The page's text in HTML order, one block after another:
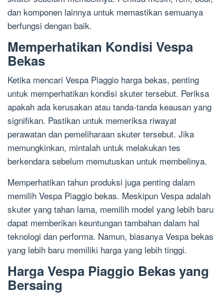
dan komponen lainnya untuk memastikan semuanya
berfungsi dengan baik.
Memperhatikan Kondisi Vespa
Bekas
Ketika mencari Vespa Piaggio harga bekas, penting
untuk memperhatikan kondisi skuter tersebut. Periksa
apakah ada kerusakan atau tanda-tanda keausan yang
signifikan. Pastikan untuk memeriksa riwayat
perawatan dan pemeliharaan skuter tersebut. Jika
memungkinkan, mintalah untuk melakukan tes
berkendara sebelum memutuskan untuk membelinya.
Memperhatikan tahun produksi juga penting dalam
memilih Vespa Piaggio bekas. Meskipun Vespa adalah
skuter yang tahan lama, memilih model yang lebih baru
dapat memberikan keuntungan tambahan dalam hal
teknologi dan performa. Namun, biasanya Vespa bekas
yang lebih baru memiliki harga yang lebih tinggi.
Harga Vespa Piaggio Bekas yang
Bersaing